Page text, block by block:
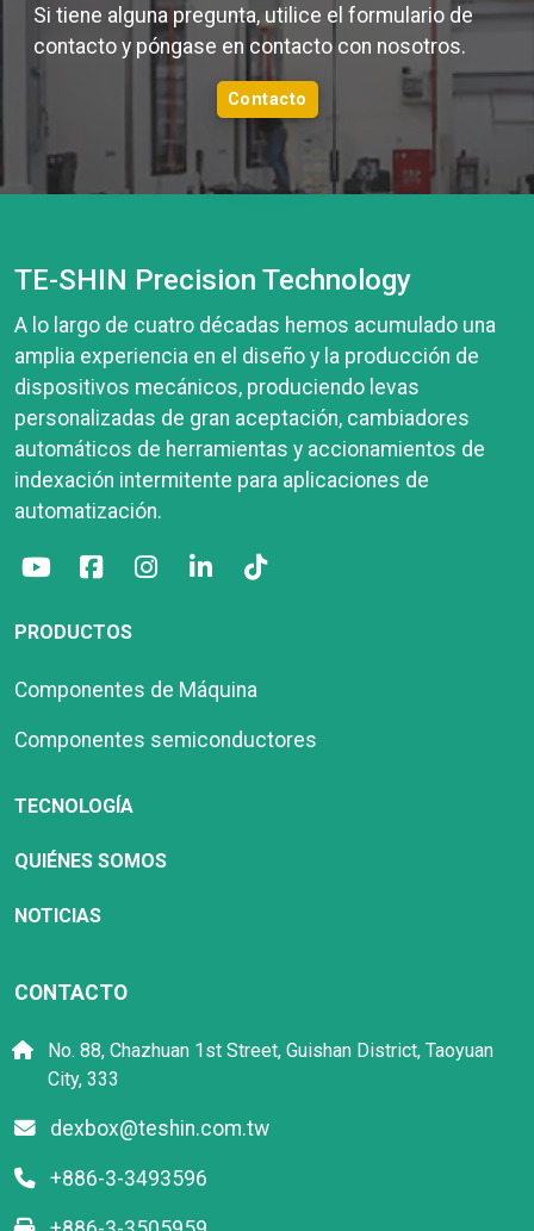
Si tiene alguna pregunta, utilice el formulario de
contacto y póngase en contacto con nosotros.
Contacto
TE-SHIN Precision Technology
A lo largo de cuatro décadas hemos acumulado una
amplia experiencia en el diseño y la producción de
dispositivos mecánicos, produciendo levas
personalizadas de gran aceptación, cambiadores
automáticos de herramientas y accionamientos de
indexación intermitente para aplicaciones de
automatización.
PRODUCTOS
Componentes de Máquina
Componentes semiconductores
TECNOLOGÍA
QUIÉNES SOMOS
NOTICIAS
CONTACTO
No. 88, Chazhuan 1st Street, Guishan District, Taoyuan
City, 333
dexbox@teshin.com.tw
+886-3-3493596